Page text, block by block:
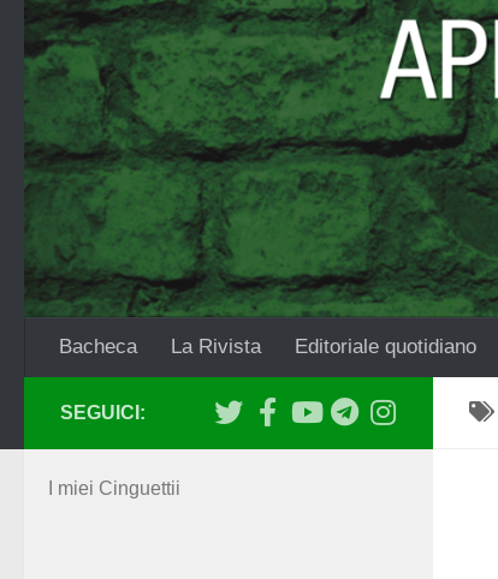
Salta al contenuto
Bacheca La Rivista Editoriale quotidiano
SEGUICI:
I miei Cinguettii